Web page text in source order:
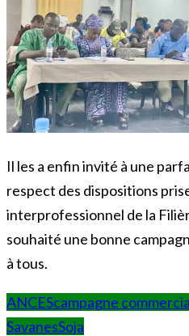
Il les a enfin invité à une
respect des dispositions
interprofessionnel de la
souhaité une bonne
à tous.
ANCEScampagne
SavanesSoja